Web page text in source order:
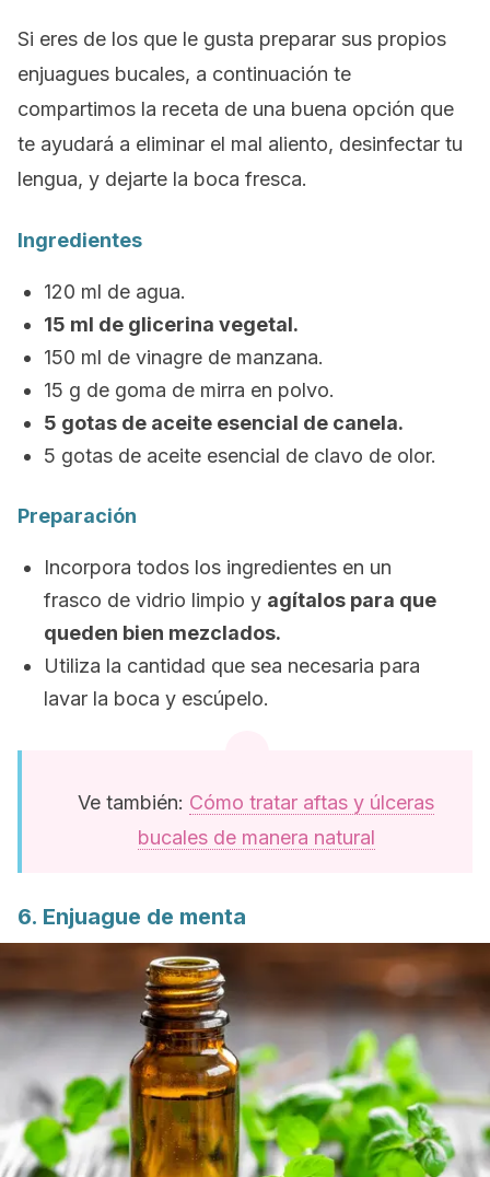
Si eres de los que le gusta preparar sus propios
enjuagues bucales, a continuación te
compartimos la receta de una buena opción que
te ayudará a eliminar el mal aliento, desinfectar tu
lengua, y dejarte la boca fresca.
Ingredientes
120 ml de agua.
15 ml de glicerina vegetal.
150 ml de vinagre de manzana.
15 g de goma de mirra en polvo.
5 gotas de aceite esencial de canela.
5 gotas de aceite esencial de clavo de olor.
Preparación
Incorpora todos los ingredientes en un
frasco de vidrio limpio y agítalos para que
queden bien mezclados.
Utiliza la cantidad que sea necesaria para
lavar la boca y escúpelo.
Ve también: Cómo tratar aftas y úlceras
bucales de manera natural
6. Enjuague de menta